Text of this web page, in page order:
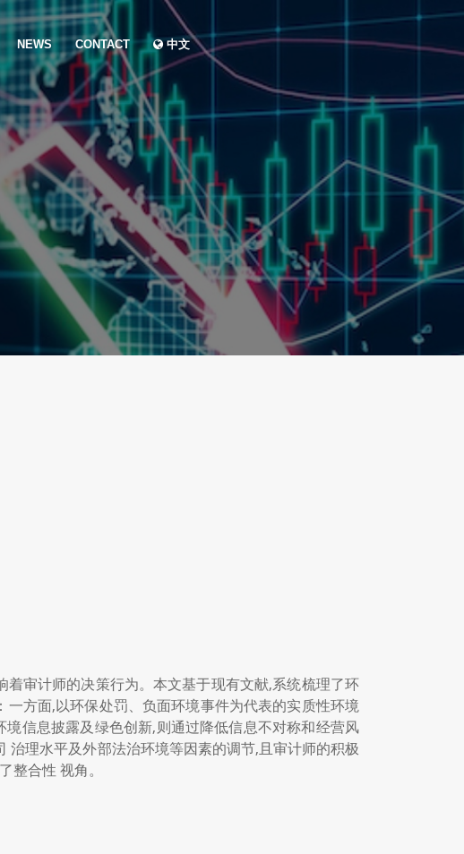
NEWS CONTACT 中文
审计师的决策行为。本文基于现有文献,系统梳理了环
方面,以环保处罚、负面环境事件为代表的实质性环境
信息披露及绿色创新,则通过降低信息不对称和经营风
治理水平及外部法治环境等因素的调节,且审计师的积极
合性 视角。